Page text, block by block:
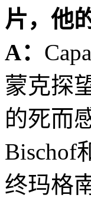
片，他
A：
蒙克探
的死而
Bischof
终玛格